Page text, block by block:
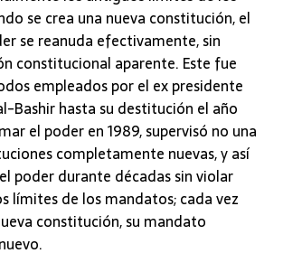
se crea una nueva constitución, el
se reanuda efectivamente, sin
constitucional aparente. Este fue
empleados por el ex presidente
Bashir hasta su destitución el año
el poder en 1989, supervisó no una
completamente nuevas, y así
poder durante décadas sin violar
límites de los mandatos; cada vez
constitución, su mandato